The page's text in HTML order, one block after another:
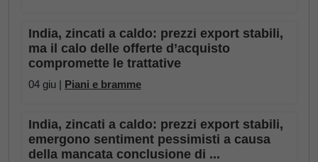
India, zincati a caldo: prezzi export stabili,
ma il calo delle offerte d’acquisto
compromette le trattative
04 giu | Piani e bramme
India, zincati a caldo: prezzi export stabili,
emergono sentiment pessimisti a causa
della mancata conclusione di ...